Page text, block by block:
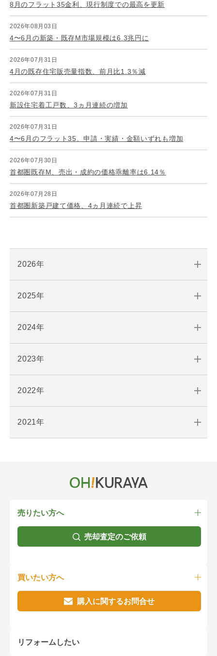
8月のフラット35金利、現行制度での最高を更新
2026年08月03日
4〜6月の新築・既存M市場規模は6.3兆円に
2026年07月31日
4月の既存住宅販売量指数、前月比1.3％減
2026年07月31日
新設住宅着工戸数、3ヵ月連続の増加
2026年07月31日
4〜6月のフラット35、申請・実績・金額いずれも増加
2026年07月30日
首都圏既存M、売出・成約の価格乖離率は6.14％
2026年07月28日
首都圏新築戸建て価格、4ヵ月連続で上昇
2026年
2025年
2024年
2023年
2022年
2021年
売りたい方へ
売却査定のご依頼
買いたい方へ
購入に関するお問合せ
リフォームしたい